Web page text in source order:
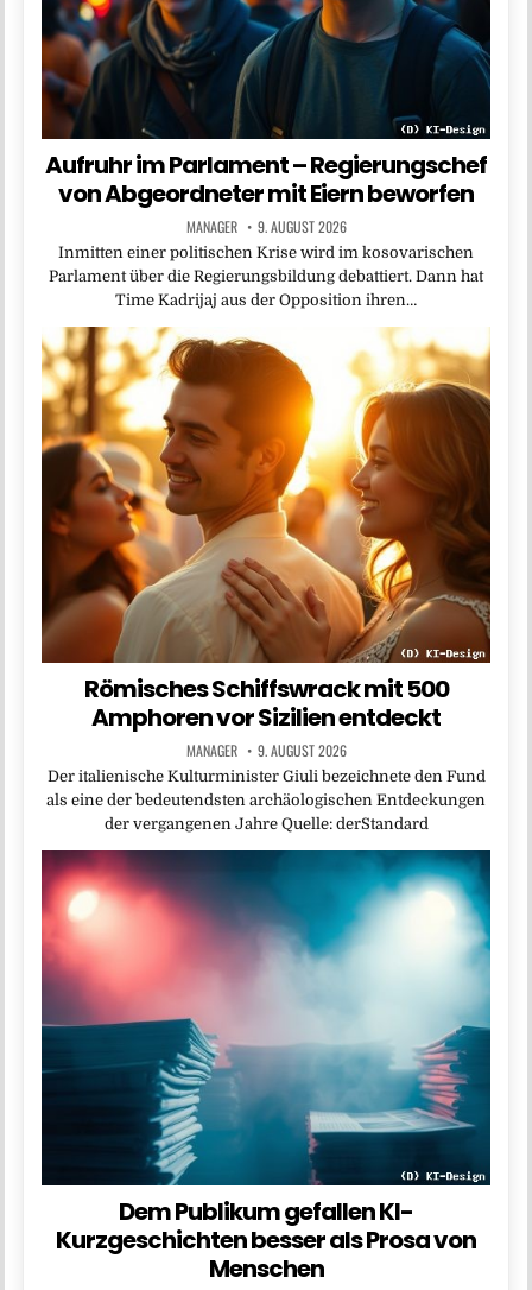
Aufruhr im Parlament – Regierungschef
von Abgeordneter mit Eiern beworfen
MANAGER 9. AUGUST 2026
Inmitten einer politischen Krise wird im kosovarischen
Parlament über die Regierungsbildung debattiert. Dann hat
Time Kadrijaj aus der Opposition ihren…
Römisches Schiffswrack mit 500
Amphoren vor Sizilien entdeckt
MANAGER 9. AUGUST 2026
Der italienische Kulturminister Giuli bezeichnete den Fund
als eine der bedeutendsten archäologischen Entdeckungen
der vergangenen Jahre Quelle: derStandard
Dem Publikum gefallen KI-
Kurzgeschichten besser als Prosa von
Menschen